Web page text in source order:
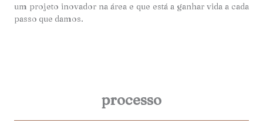
um projeto inovador na área e que está a ganhar vida a cada
passo que damos.
processo